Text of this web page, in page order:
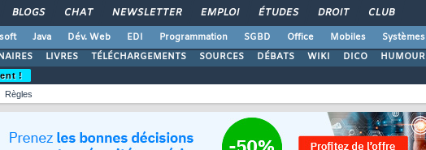
BLOGS CHAT NEWSLETTER EMPLOI ÉTUDES DROIT CLUB
Java Dév. Web EDI Programmation SGBD Office Mobiles
Systèmes
LIVRES TÉLÉCHARGEMENTS SOURCES DÉBATS WIKI DICO HUMOUR
!
Règles